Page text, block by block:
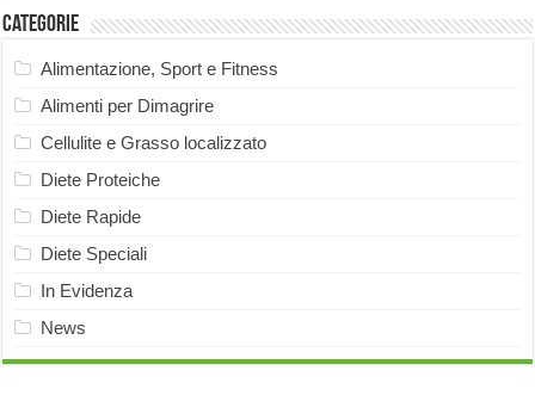
Categorie
Alimentazione, Sport e Fitness
Alimenti per Dimagrire
Cellulite e Grasso localizzato
Diete Proteiche
Diete Rapide
Diete Speciali
In Evidenza
News